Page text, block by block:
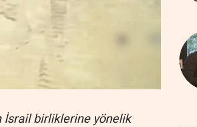
İsrail birliklerine yönelik